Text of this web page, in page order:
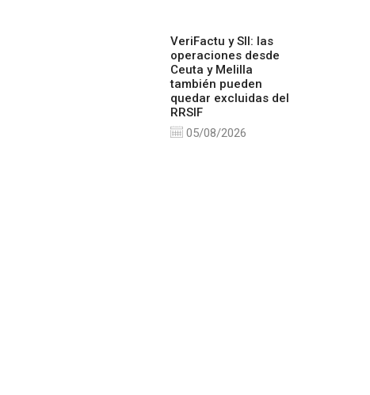
VeriFactu y SII: las
operaciones desde
Ceuta y Melilla
también pueden
quedar excluidas del
RRSIF
05/08/2026